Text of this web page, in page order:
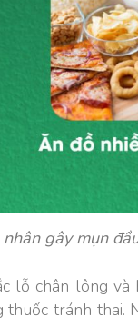
gây mụn
lỗ chân lông
tránh